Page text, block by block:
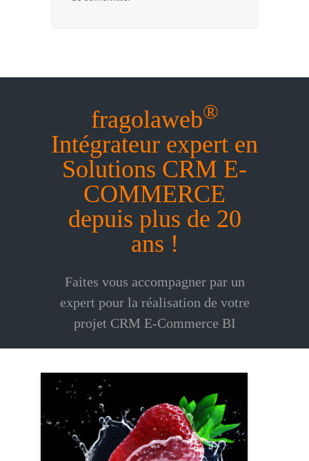
fragolaweb®
Intégrateur expert en
Solutions CRM E-
COMMERCE
depuis plus de 20
ans !
Faites vous accompagner par un
expert pour la réalisation de votre
projet CRM E-Commerce BI